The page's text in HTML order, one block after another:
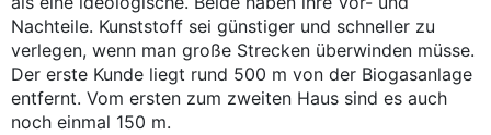
Nachteile. Kunststoff sei günstiger und schneller zu
verlegen, wenn man große Strecken überwinden müsse.
Der erste Kunde liegt rund 500 m von der Biogasanlage
entfernt. Vom ersten zum zweiten Haus sind es auch
noch einmal 150 m.